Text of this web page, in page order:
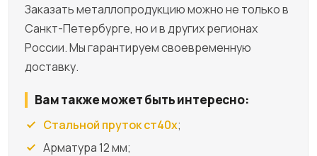
Заказать металлопродукцию можно не только в
Санкт-Петербурге, но и в других регионах
России. Мы гарантируем своевременную
доставку.
Вам также может быть интересно:
Стальной пруток ст40х;
Арматура 12 мм;